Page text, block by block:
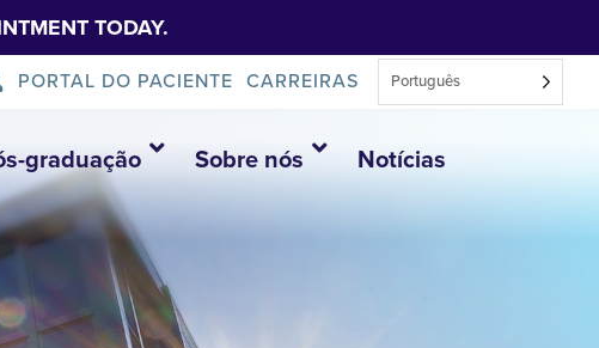
TODAY.
PORTAL DO PACIENTE CARREIRAS Português
graduação Sobre nós Notícias